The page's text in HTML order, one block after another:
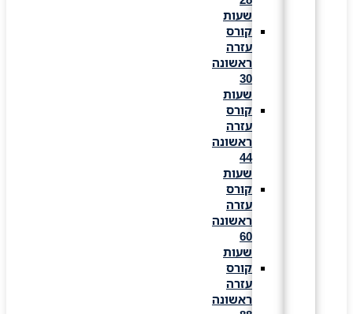
שעות
קורס
עזרה
ראשונה
שעות
קורס
עזרה
ראשונה
שעות
קורס
עזרה
ראשונה
שעות
קורס
עזרה
ראשונה